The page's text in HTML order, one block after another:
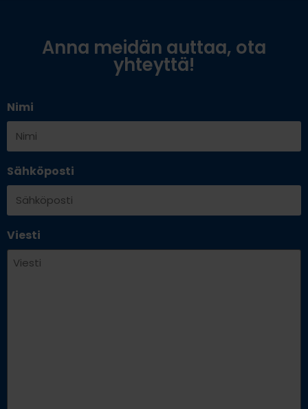
Anna meidän auttaa, ota
yhteyttä!
Nimi
Sähköposti
Viesti